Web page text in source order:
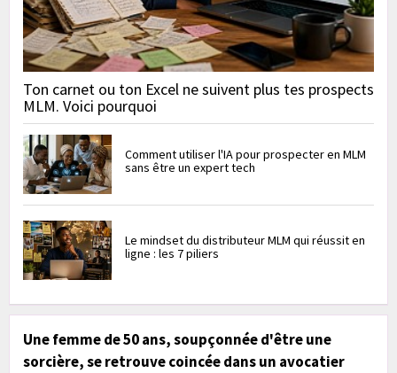
Ton carnet ou ton Excel ne suivent plus tes prospects
MLM. Voici pourquoi
Comment utiliser l'IA pour prospecter en MLM
sans être un expert tech
Le mindset du distributeur MLM qui réussit en
ligne : les 7 piliers
Une femme de 50 ans, soupçonnée d'être une
sorcière, se retrouve coincée dans un avocatier